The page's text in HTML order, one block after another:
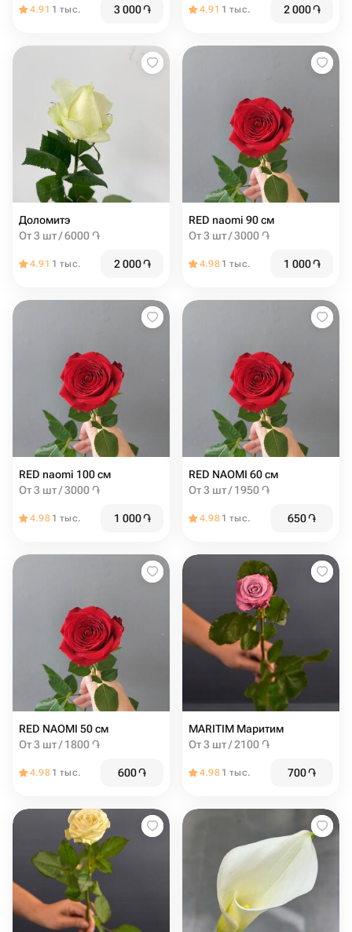
4.91 1 тыс. 3 000֏ 4.91 1 тыс. 2 000֏
Доломитэ
От 3 шт / 6000 ֏
4.91 1 тыс. 2 000֏
RED naomi 90 см
От 3 шт / 3000 ֏
4.98 1 тыс. 1 000֏
RED naomi 100 см
От 3 шт / 3000 ֏
4.98 1 тыс. 1 000֏
RED NAOMI 60 см
От 3 шт / 1950 ֏
4.98 1 тыс. 650֏
RED NAOMI 50 см
От 3 шт / 1800 ֏
4.98 1 тыс. 600֏
MARITIM Маритим
От 3 шт / 2100 ֏
4.98 1 тыс. 700֏